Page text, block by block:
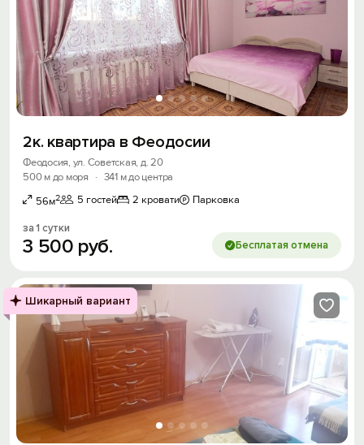
2к. квартира в Феодосии
Феодосия, ул. Советская, д. 20
500 м до моря
· 341 м до центра
56м2 5 гостей 2 кровати Парковка
за 1 сутки
3 500 руб. Бесплатая отмена
Шикарный вариант